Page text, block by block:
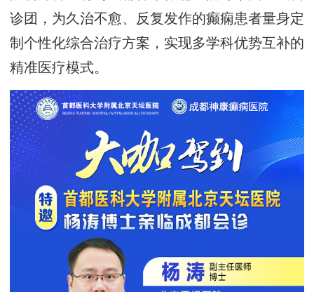
诊团， 为久治不愈、反复发作的癫痫患者量身定
制个性化综合治疗方案，实现多学科优势互补的
精准医疗模式。